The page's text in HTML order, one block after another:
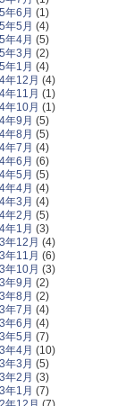
年6月 (1)
年5月 (4)
年4月 (5)
年3月 (2)
年1月 (4)
年12月 (4)
年11月 (1)
年10月 (1)
年9月 (5)
年8月 (5)
年7月 (4)
年6月 (6)
年5月 (5)
年4月 (4)
年3月 (4)
年2月 (5)
年1月 (3)
年12月 (4)
年11月 (6)
年10月 (3)
年9月 (2)
年8月 (2)
年7月 (4)
年6月 (4)
年5月 (7)
年4月 (10)
年3月 (5)
年2月 (3)
年1月 (7)